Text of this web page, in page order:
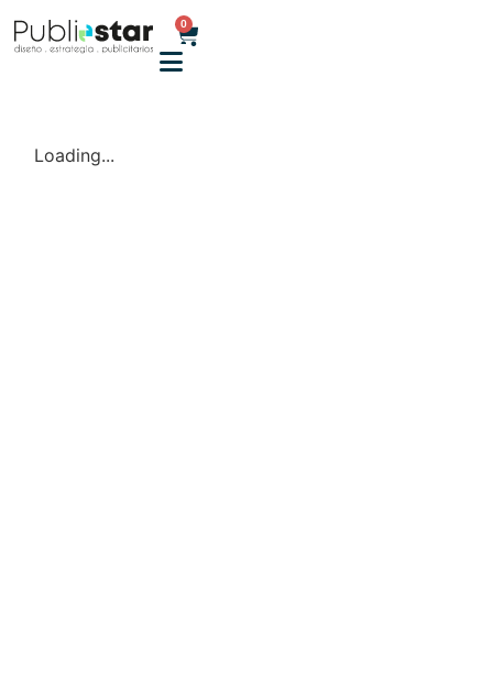
0
Loading...